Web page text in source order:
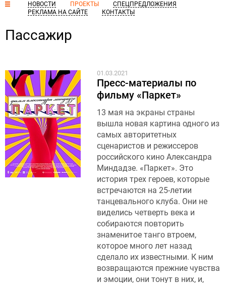
НОВОСТИ ПРОЕКТЫ
СПЕЦПРЕДЛОЖЕНИЯ
РЕКЛАМА НА САЙТЕ
КОНТАКТЫ
Пассажир
01.03.2021
Пресс-материалы по
фильму «Паркет»
13 мая на экраны страны
вышла новая картина одного из
самых авторитетных
сценаристов и режиссеров
российского кино Александра
Миндадзе. «Паркет». Это
история трех героев, которые
встречаются на 25-летии
танцевального клуба. Они не
виделись четверть века и
собираются повторить
знаменитое танго втроем,
которое много лет назад
сделало их известными. К ним
возвращаются прежние чувства
и эмоции, они тонут в них, и,